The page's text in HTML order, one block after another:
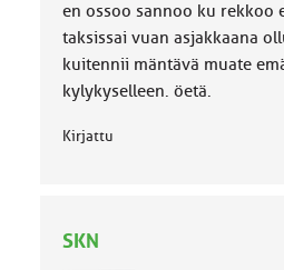
en ossoo sannoo ku rekkoo
taksissai vuan asjakkaana
kuitennii mäntävä muate
kylykyselleen. öetä.
Kirjattu
SKN